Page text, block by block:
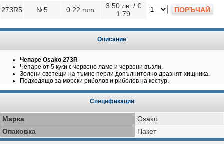
273R5 №5 0.22 mm
3.50 лв. / €
1.79
ПОРЪЧАЙ
Описание
Чепаре Osako 273R
Чепаре от 5 куки с червено ламе и червени възли.
Зелени светещи на тъмно перли допълнително дразнят хищника.
Подходящо за морски риболов и риболов на костур.
Спецификации
Марка
Osako
Опаковка
Пакет